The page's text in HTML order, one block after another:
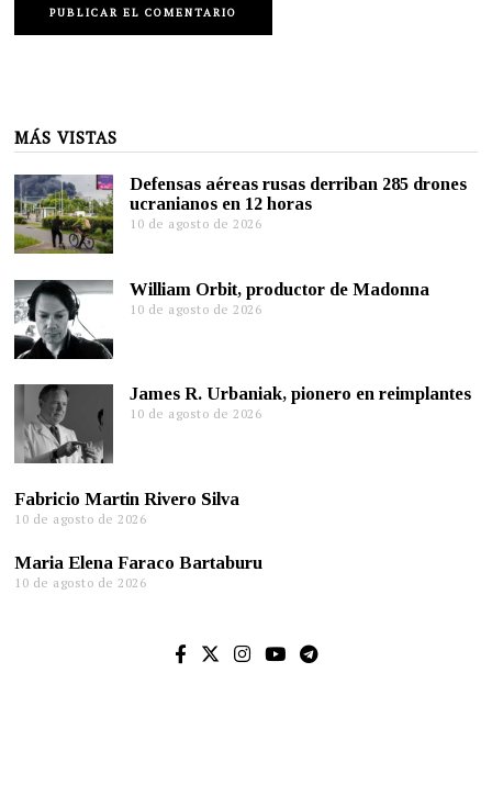
MÁS VISTAS
Defensas aéreas rusas derriban 285 drones
ucranianos en 12 horas
10 de agosto de 2026
William Orbit, productor de Madonna
10 de agosto de 2026
James R. Urbaniak, pionero en reimplantes
10 de agosto de 2026
Fabricio Martin Rivero Silva
10 de agosto de 2026
Maria Elena Faraco Bartaburu
10 de agosto de 2026